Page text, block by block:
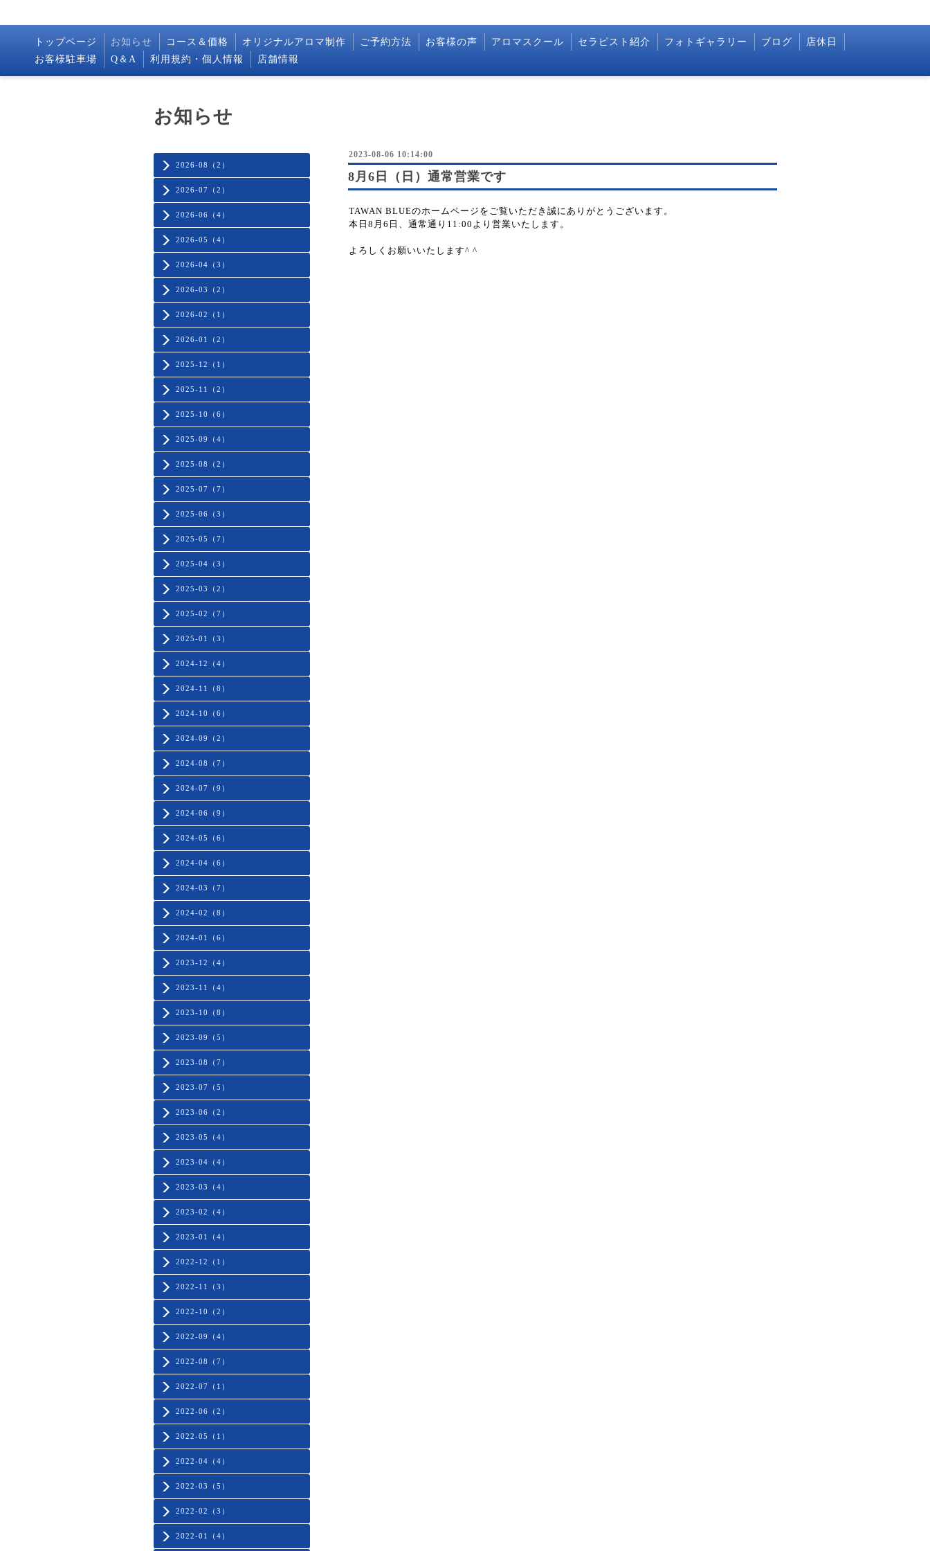
トップページ お知らせ コース＆価格 オリジナルアロマ制作 ご予約方法 お客様の声 アロマスクール セラピスト紹介 フォトギャラリー ブログ
店休日
お客様駐車場
Q＆A 利用規約・個人情報 店舗情報
2026-08（2）
2026-07（2）
2026-06（4）
2026-05（4）
2026-04（3）
2026-03（2）
2026-02（1）
2026-01（2）
2025-12（1）
2025-11（2）
2025-10（6）
2025-09（4）
2025-08（2）
2025-07（7）
2025-06（3）
2025-05（7）
2025-04（3）
2025-03（2）
2025-02（7）
2025-01（3）
2024-12（4）
2024-11（8）
2024-10（6）
2024-09（2）
2024-08（7）
2024-07（9）
2024-06（9）
2024-05（6）
2024-04（6）
2024-03（7）
2024-02（8）
2024-01（6）
2023-12（4）
2023-11（4）
2023-10（8）
2023-09（5）
2023-08（7）
2023-07（5）
2023-06（2）
2023-05（4）
2023-04（4）
2023-03（4）
2023-02（4）
2023-01（4）
2022-12（1）
2022-11（3）
2022-10（2）
2022-09（4）
2022-08（7）
2022-07（1）
2022-06（2）
2022-05（1）
2022-04（4）
2022-03（5）
2022-02（3）
2022-01（4）
お知らせ
2023-08-06 10:14:00
8月6日（日）通常営業です
TAWAN BLUEのホームページをご覧いただき誠にありがとうございます。
本日8月6日、通常通り11:00より営業いたします。
よろしくお願いいたします^ ^